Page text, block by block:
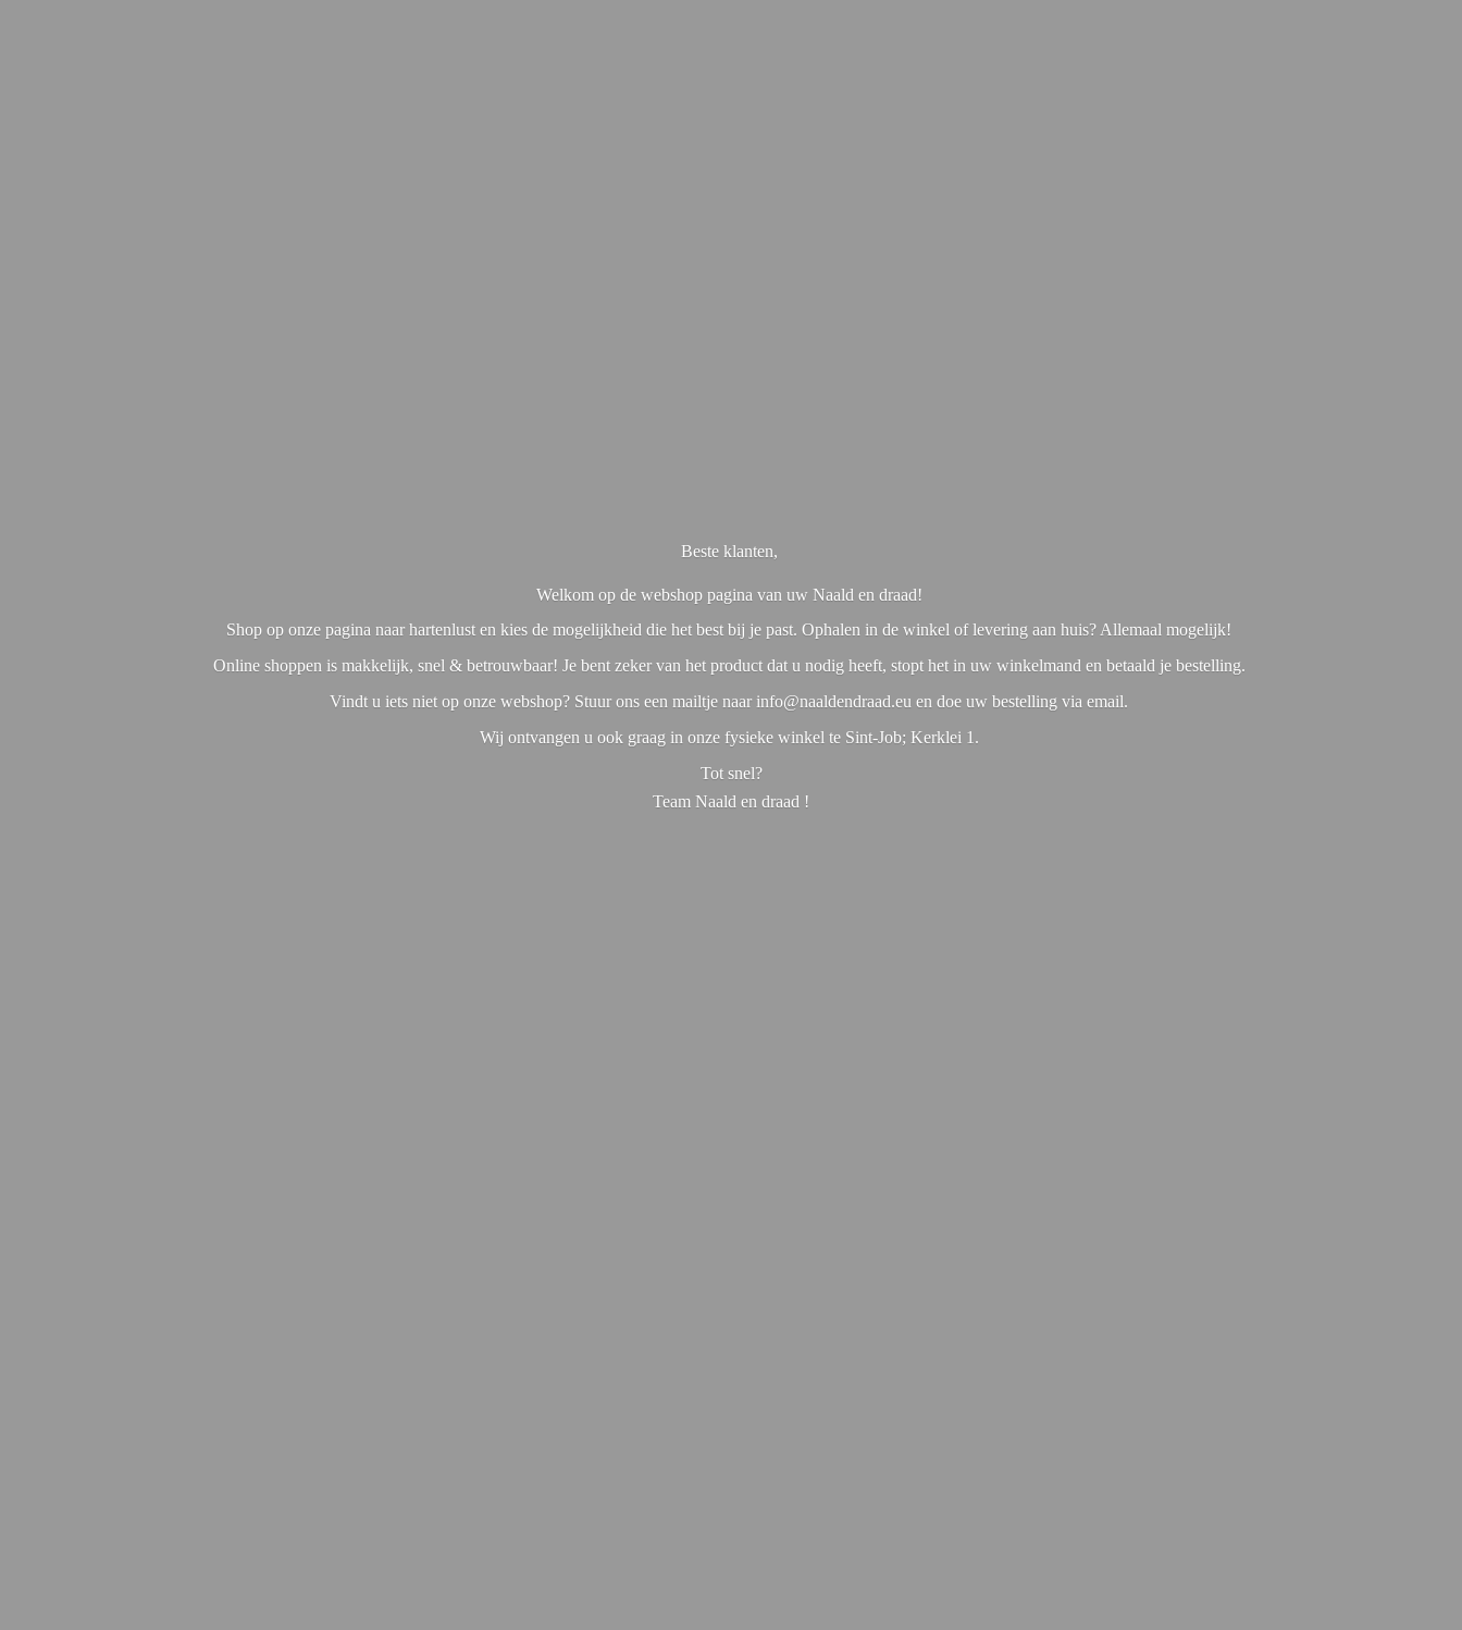
Beste klanten,
Welkom op de webshop pagina van uw Naald en draad!
Shop op onze pagina naar hartenlust en kies de mogelijkheid die het best bij je past. Ophalen in de winkel of levering aan huis? Allemaal mogelijk!
Online shoppen is makkelijk, snel & betrouwbaar! Je bent zeker van het product dat u nodig heeft, stopt het in uw winkelmand en betaald je bestelling.
Vindt u iets niet op onze webshop? Stuur ons een mailtje naar info@naaldendraad.eu en doe uw bestelling via email.
Wij ontvangen u ook graag in onze fysieke winkel te Sint-Job; Kerklei 1.
Tot snel?
Team Naald en draad !